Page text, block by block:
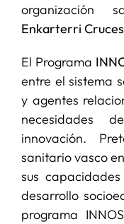
organización
Enkarterri Cruces
El Programa
entre el sistema
y agentes
necesidades
innovación.
sanitario vasco
sus
desarrollo
programa